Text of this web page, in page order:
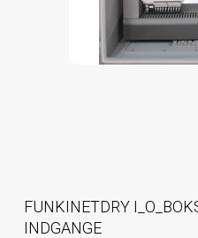
FUNKINETDRY
INDGANGE